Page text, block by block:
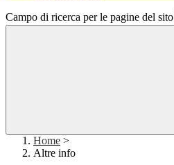
Campo di ricerca per le pagine del sito
Home >
Altre info